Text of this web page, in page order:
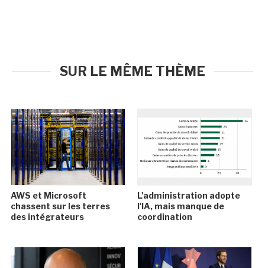
SUR LE MÊME THÈME
AWS et Microsoft
chassent sur les terres
des intégrateurs
L'administration adopte
l'IA, mais manque de
coordination